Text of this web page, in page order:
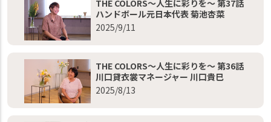
THE COLORS～人生に彩りを～ 第37話
ハンドボール元日本代表 菊池杏菜
2025/9/11
THE COLORS～人生に彩りを～ 第36話
川口貸衣裳マネージャー 川口貴巳
2025/8/13